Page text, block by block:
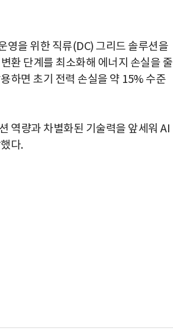
영을 위한 직류(DC) 그리드 솔루션을
환 단계를 최소화해 에너지 손실을 줄
하면 초기 전력 손실을 약 15% 수준
역량과 차별화된 기술력을 앞세워 AI
다.
초보자도 반할 반전 매력”